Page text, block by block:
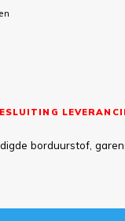
borduurstof,